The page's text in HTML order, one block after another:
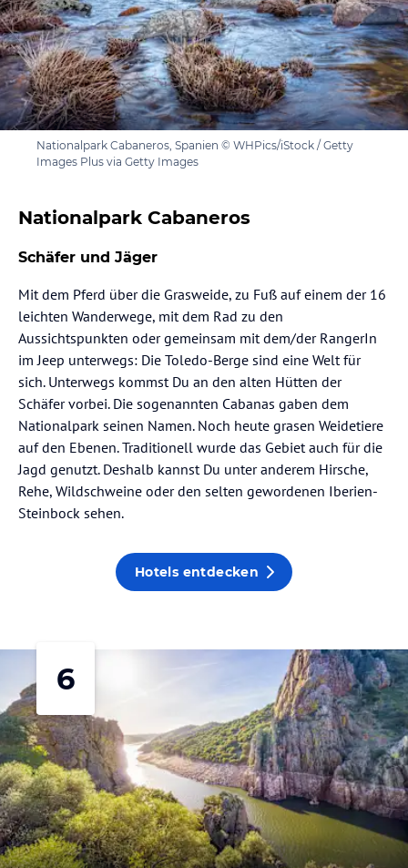
Nationalpark Cabaneros, Spanien © WHPics/iStock / Getty
Images Plus via Getty Images
Nationalpark Cabaneros
Schäfer und Jäger
Mit dem Pferd über die Grasweide, zu Fuß auf einem der 16
leichten Wanderwege, mit dem Rad zu den
Aussichtspunkten oder gemeinsam mit dem/der RangerIn
im Jeep unterwegs: Die Toledo-Berge sind eine Welt für
sich. Unterwegs kommst Du an den alten Hütten der
Schäfer vorbei. Die sogenannten Cabanas gaben dem
Nationalpark seinen Namen. Noch heute grasen Weidetiere
auf den Ebenen. Traditionell wurde das Gebiet auch für die
Jagd genutzt. Deshalb kannst Du unter anderem Hirsche,
Rehe, Wildschweine oder den selten gewordenen Iberien-
Steinbock sehen.
Hotels entdecken
6